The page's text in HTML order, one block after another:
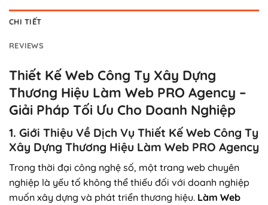
CHI TIẾT
REVIEWS
Thiết Kế Web Công Ty Xây Dựng
Thương Hiệu Làm Web PRO Agency –
Giải Pháp Tối Ưu Cho Doanh Nghiệp
1. Giới Thiệu Về Dịch Vụ Thiết Kế Web Công Ty
Xây Dựng Thương Hiệu Làm Web PRO Agency
Trong thời đại công nghệ số, một trang web chuyên
nghiệp là yếu tố không thể thiếu đối với doanh nghiệp
muốn xây dựng và phát triển thương hiệu. Làm Web